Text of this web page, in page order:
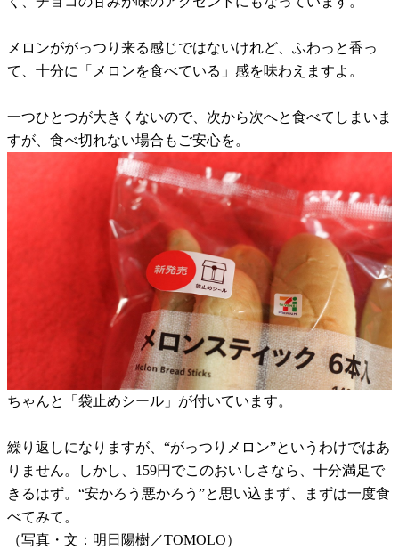
メロンががっつり来る感じではないけれど、ふわっと香っ
て、十分に「メロンを食べている」感を味わえますよ。
一つひとつが大きくないので、次から次へと食べてしまいま
すが、食べ切れない場合もご安心を。
ちゃんと「袋止めシール」が付いています。
繰り返しになりますが、“がっつりメロン”というわけではあ
りません。しかし、159円でこのおいしさなら、十分満足で
きるはず。“安かろう悪かろう”と思い込まず、まずは一度食
べてみて。
（写真・文：明日陽樹／TOMOLO）